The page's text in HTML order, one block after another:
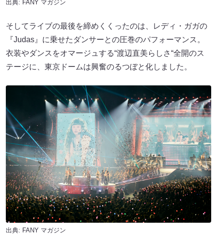
出典: FANY マガジン
そしてライブの最後を締めくくったのは、レディ・ガガの
『Judas』に乗せたダンサーとの圧巻のパフォーマンス。
衣装やダンスをオマージュする“渡辺直美らしさ“全開のス
テージに、東京ドームは興奮のるつぼと化しました。
出典: FANY マガジン